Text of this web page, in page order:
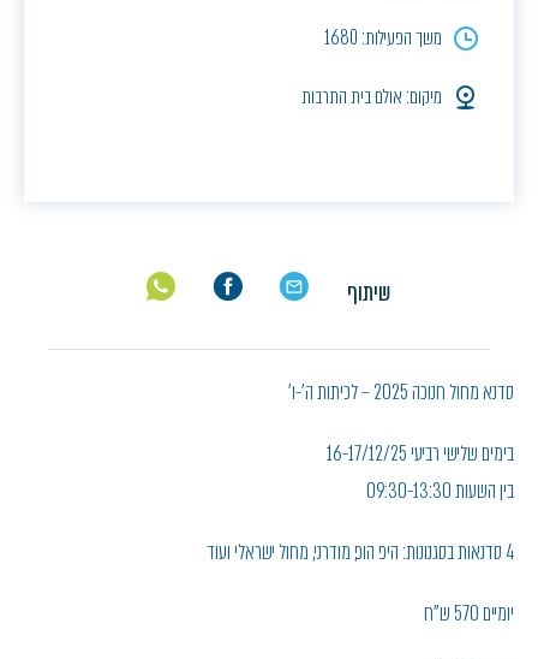
משך הפעילות: 1680
מיקום: אולם בית התרבות
שיתוף
סדנא מחול חנוכה 2025 – לכיתות ה'-ו'
בימים שלישי רביעי 16-17/12/25
בין השעות 09:30-13:30
4 סדנאות בסגנונות: היפ הופ, מודרני, מחול ישראלי ועוד
יומיים 570 ש"ח